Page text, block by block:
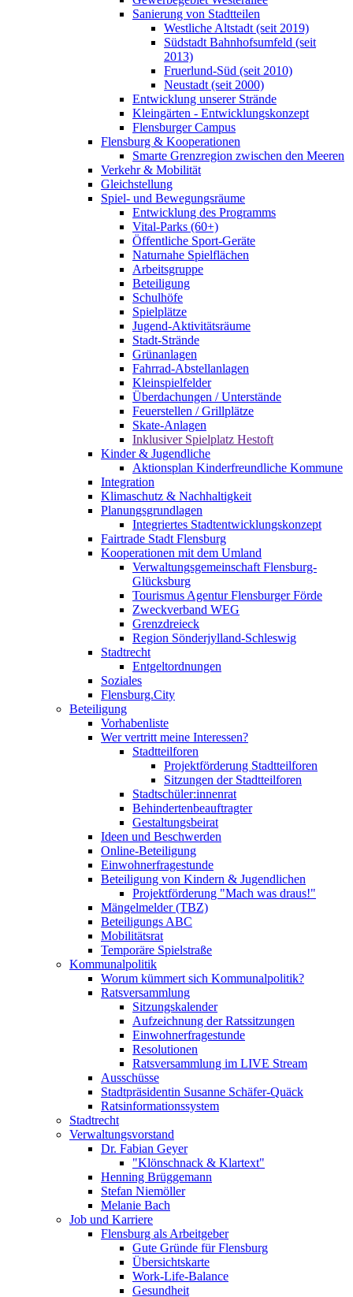
Sanierung von Stadtteilen
Westliche Altstadt (seit 2019)
Südstadt Bahnhofsumfeld (seit
2013)
Fruerlund-Süd (seit 2010)
Neustadt (seit 2000)
Entwicklung unserer Strände
Kleingärten - Entwicklungskonzept
Flensburger Campus
Flensburg & Kooperationen
Smarte Grenzregion zwischen den Meeren
Verkehr & Mobilität
Gleichstellung
Spiel- und Bewegungsräume
Entwicklung des Programms
Vital-Parks (60+)
Öffentliche Sport-Geräte
Naturnahe Spielflächen
Arbeitsgruppe
Beteiligung
Schulhöfe
Spielplätze
Jugend-Aktivitätsräume
Stadt-Strände
Grünanlagen
Fahrrad-Abstellanlagen
Kleinspielfelder
Überdachungen / Unterstände
Feuerstellen / Grillplätze
Skate-Anlagen
Inklusiver Spielplatz Hestoft
Kinder & Jugendliche
Aktionsplan Kinderfreundliche Kommune
Integration
Klimaschutz & Nachhaltigkeit
Planungsgrundlagen
Integriertes Stadtentwicklungskonzept
Fairtrade Stadt Flensburg
Kooperationen mit dem Umland
Verwaltungsgemeinschaft Flensburg-
Glücksburg
Tourismus Agentur Flensburger Förde
Zweckverband WEG
Grenzdreieck
Region Sönderjylland-Schleswig
Stadtrecht
Entgeltordnungen
Soziales
Flensburg.City
Beteiligung
Vorhabenliste
Wer vertritt meine Interessen?
Stadtteilforen
Projektförderung Stadtteilforen
Sitzungen der Stadtteilforen
Stadtschüler:innenrat
Behindertenbeauftragter
Gestaltungsbeirat
Ideen und Beschwerden
Online-Beteiligung
Einwohnerfragestunde
Beteiligung von Kindern & Jugendlichen
Projektförderung "Mach was draus!"
Mängelmelder (TBZ)
Beteiligungs ABC
Mobilitätsrat
Temporäre Spielstraße
Kommunalpolitik
Worum kümmert sich Kommunalpolitik?
Ratsversammlung
Sitzungskalender
Aufzeichnung der Ratssitzungen
Einwohnerfragestunde
Resolutionen
Ratsversammlung im LIVE Stream
Ausschüsse
Stadtpräsidentin Susanne Schäfer-Quäck
Ratsinformationssystem
Stadtrecht
Verwaltungsvorstand
Dr. Fabian Geyer
"Klönschnack & Klartext"
Henning Brüggemann
Stefan Niemöller
Melanie Bach
Job und Karriere
Flensburg als Arbeitgeber
Gute Gründe für Flensburg
Übersichtskarte
Work-Life-Balance
Gesundheit